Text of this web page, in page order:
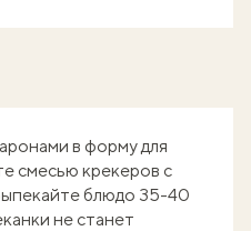
в форму для
смесью крекеров с
блюдо 35-40
не станет